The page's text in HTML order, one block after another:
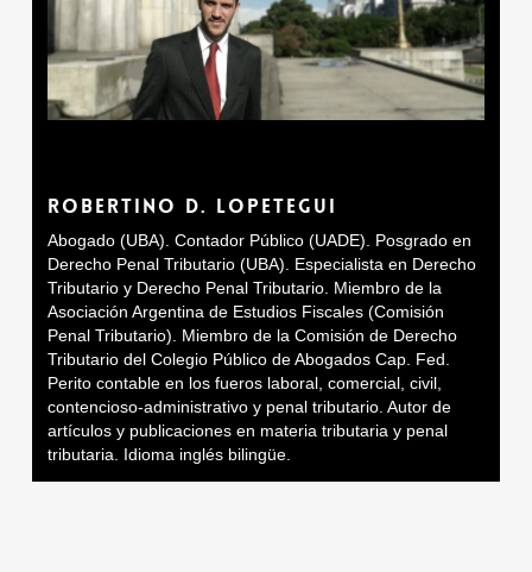
ROBERTINO D. LOPETEGUI
Abogado (UBA). Contador Público (UADE). Posgrado en
Derecho Penal Tributario (UBA). Especialista en Derecho
Tributario y Derecho Penal Tributario. Miembro de la
Asociación Argentina de Estudios Fiscales (Comisión
Penal Tributario). Miembro de la Comisión de Derecho
Tributario del Colegio Público de Abogados Cap. Fed.
Perito contable en los fueros laboral, comercial, civil,
contencioso-administrativo y penal tributario. Autor de
artículos y publicaciones en materia tributaria y penal
tributaria. Idioma inglés bilingüe.